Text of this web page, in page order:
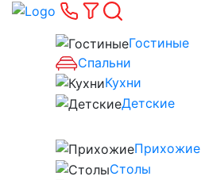
Гостиные
Спальни
Кухни
Детские
Прихожие
Столы